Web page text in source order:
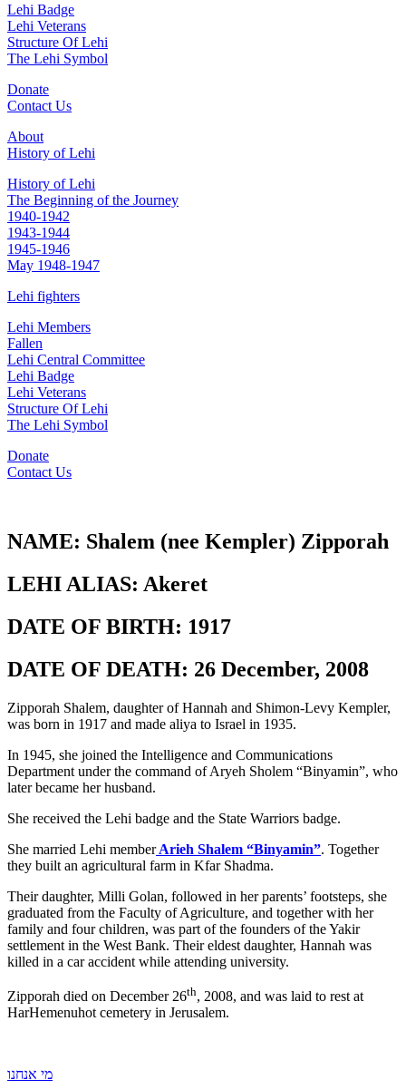
Lehi Badge
Lehi Veterans
Structure Of Lehi
The Lehi Symbol
Donate
Contact Us
About
History of Lehi
History of Lehi
The Beginning of the Journey
1940-1942
1943-1944
1945-1946
May 1948-1947
Lehi fighters
Lehi Members
Fallen
Lehi Central Committee
Lehi Badge
Lehi Veterans
Structure Of Lehi
The Lehi Symbol
Donate
Contact Us
NAME: Shalem (nee Kempler) Zipporah
LEHI ALIAS: Akeret
DATE OF BIRTH: 1917
DATE OF DEATH: 26 December, 2008
Zipporah Shalem, daughter of Hannah and Shimon-Levy Kempler,
was born in 1917 and made aliya to Israel in 1935.
In 1945, she joined the Intelligence and Communications
Department under the command of Aryeh Sholem “Binyamin”, who
later became her husband.
She received the Lehi badge and the State Warriors badge.
She married Lehi memberArieh Shalem “Binyamin”. Together
they built an agricultural farm in Kfar Shadma.
Their daughter, Milli Golan, followed in her parents’ footsteps, she
graduated from the Faculty of Agriculture, and together with her
family and four children, was part of the founders of the Yakir
settlement in the West Bank. Their eldest daughter, Hannah was
killed in a car accident while attending university.
Zipporah died on December 26th, 2008, and was laid to rest at
HarHemenuhot cemetery in Jerusalem.
מי אנחנו